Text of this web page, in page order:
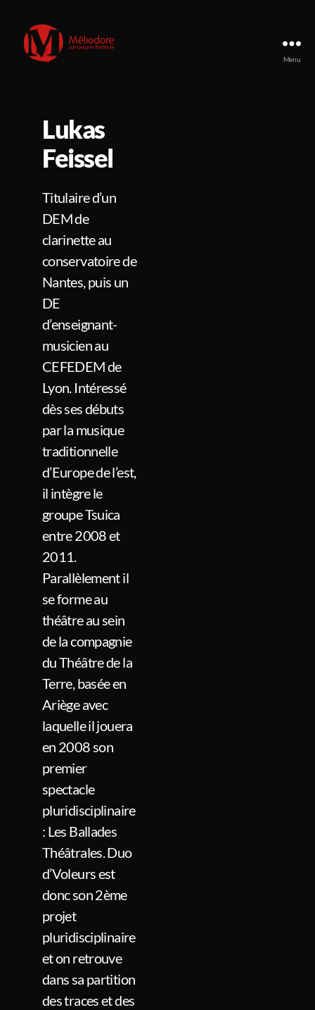
Menu
Lukas
Feissel
Titulaire d’un
DEM de
clarinette au
conservatoire de
Nantes, puis un
DE
d’enseignant-
musicien au
CEFEDEM de
Lyon. Intéressé
dès ses débuts
par la musique
traditionnelle
d’Europe de l’est,
il intègre le
groupe Tsuica
entre 2008 et
2011.
Parallèlement il
se forme au
théâtre au sein
de la compagnie
du Théâtre de la
Terre, basée en
Ariège avec
laquelle il jouera
en 2008 son
premier
spectacle
pluridisciplinaire
: Les Ballades
Théâtrales. Duo
d’Voleurs est
donc son 2ème
projet
pluridisciplinaire
et on retrouve
dans sa partition
des traces et des